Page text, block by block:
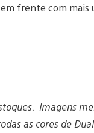
frente com mais
Imagens
as cores de